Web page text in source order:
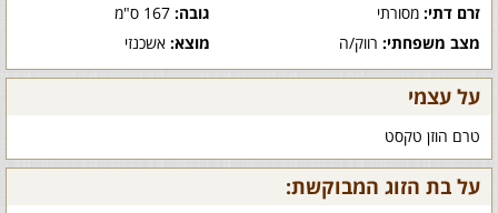
זרם דתי: מסורתי גובה:167 ס"מ
מצב משפחתי: רווק/ה מוצא:אשכנזי
על עצמי
טרם הוזן טקסט
על בת הזוג המבוקשת: